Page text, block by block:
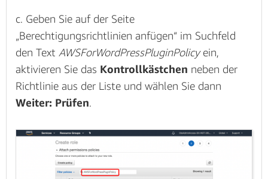
c. Geben Sie auf der Seite
„Berechtigungsrichtlinien anfügen“ im Suchfeld
den Text AWSForWordPressPluginPolicyein,
aktivieren Sie das Kontrollkästchen neben der
Richtlinie aus der Liste und wählen Sie dann
Weiter: Prüfen.